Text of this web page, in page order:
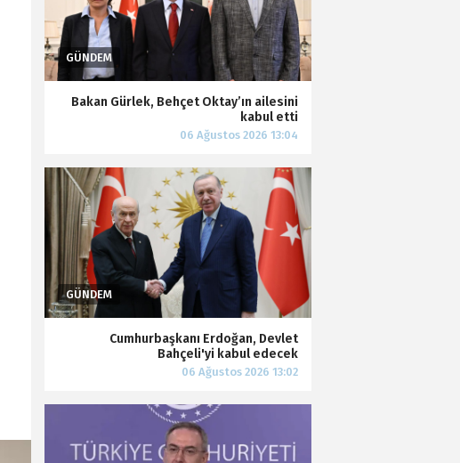
Bakan Gürlek, Behçet Oktay’ın ailesini
kabul etti
Cumhurbaşkanı Erdoğan, Devlet
Bahçeli'yi kabul edecek